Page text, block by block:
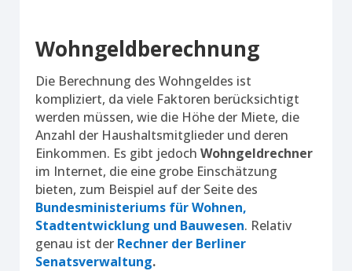
Wohngeldberechnung
Die Berechnung des Wohngeldes ist
kompliziert, da viele Faktoren berücksichtigt
werden müssen, wie die Höhe der Miete, die
Anzahl der Haushaltsmitglieder und deren
Einkommen. Es gibt jedoch Wohngeldrechner
im Internet, die eine grobe Einschätzung
bieten, zum Beispiel auf der Seite des
Bundesministeriums für Wohnen,
Stadtentwicklung und Bauwesen. Relativ
genau ist der Rechner der Berliner
Senatsverwaltung.